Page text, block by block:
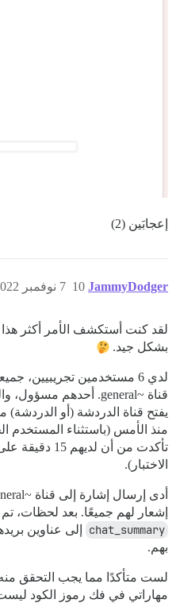
إعجابَين (2)
JammyDodger 7 نوفمبر 2022، 7:46ص 10
لقد كنت أستكشف الأمر أكثر هذا
بشكل جيد.
لدي 6 مستخدمين تجريبيين،
يفتح قناة الدردشة (أو
تأكدت من أن
الاختبار).
أدى إرسال إشارة إلى قناة ~general باستخدام
إشعار لهم جميعًا. بعد لحظات، تم إرسال 6 رسائل
chat_summary
إلى عناوين
بهم.
لست متأكدًا مما يجب التحقق
مهاراتي في فك رموز الكود